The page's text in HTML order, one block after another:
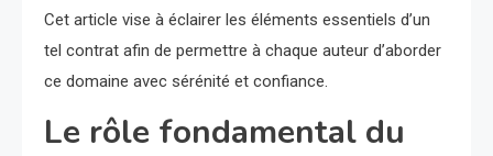
Cet article vise à éclairer les éléments essentiels d’un
tel contrat afin de permettre à chaque auteur d’aborder
ce domaine avec sérénité et confiance.
Le rôle fondamental du